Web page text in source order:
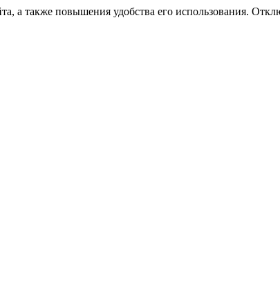
а также повышения удобства его использования.